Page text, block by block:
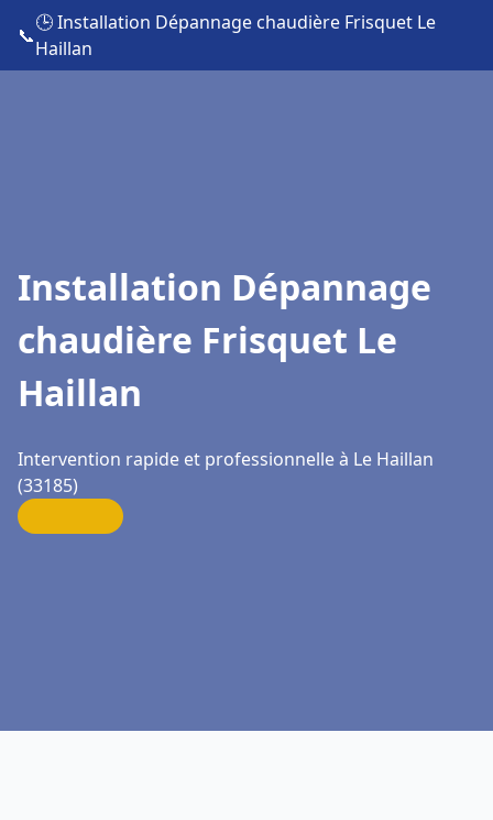
📞
🕒 Installation Dépannage chaudière Frisquet Le
Haillan
Installation Dépannage
chaudière Frisquet Le
Haillan
Intervention rapide et professionnelle à Le Haillan
(33185)